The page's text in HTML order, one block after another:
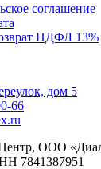
соглашение
НДФЛ 13%
дом 5
66
ООО
7841387951